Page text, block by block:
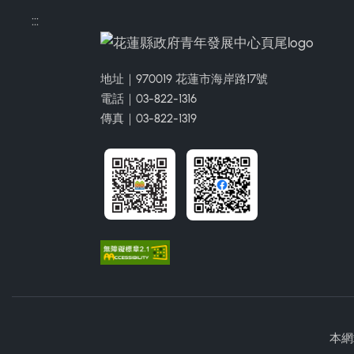
:::
地址｜970019 花蓮市海岸路17號
電話｜03-822-1316
傳真｜03-822-1319
本